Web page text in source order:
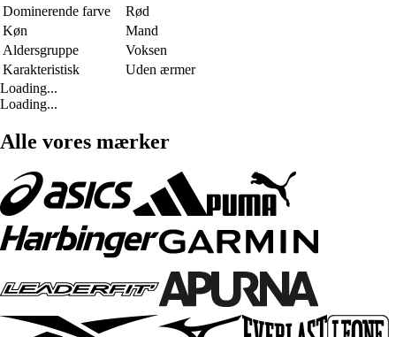
Dominerende farve
Rød
Køn
Mand
Aldersgruppe
Voksen
Karakteristisk
Uden ærmer
Loading...
Loading...
Alle vores mærker